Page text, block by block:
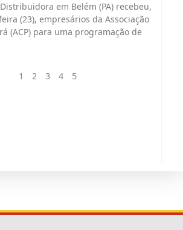
em Belém (PA) recebeu,
(23), empresários da Associação
(ACP) para uma programação de
1 2 3 4 5